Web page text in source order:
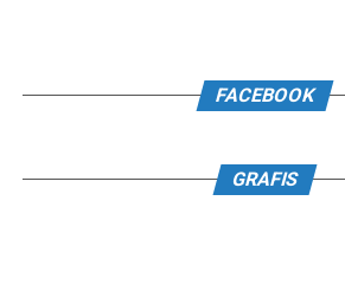
FACEBOOK
GRAFIS